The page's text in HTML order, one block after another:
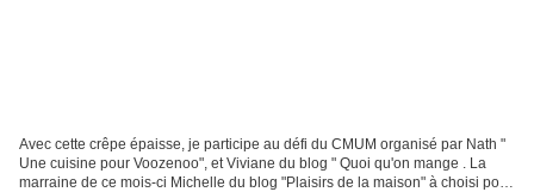
Avec cette crêpe épaisse, je participe au défi du CMUM organisé par Nath "
Une cuisine pour Voozenoo", et Viviane du blog " Quoi qu'on mange . La
marraine de ce mois-ci Michelle du blog "Plaisirs de la maison" à choisi pour